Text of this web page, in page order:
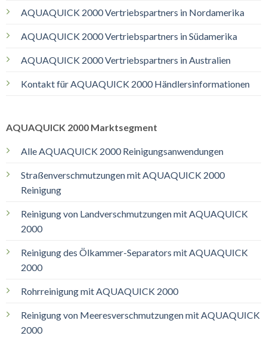
AQUAQUICK 2000 Vertriebspartners in Nordamerika
AQUAQUICK 2000 Vertriebspartners in Südamerika
AQUAQUICK 2000 Vertriebspartners in Australien
Kontakt für AQUAQUICK 2000 Händlersinformationen
AQUAQUICK 2000 Marktsegment
Alle AQUAQUICK 2000 Reinigungsanwendungen
Straßenverschmutzungen mit AQUAQUICK 2000
Reinigung
Reinigung von Landverschmutzungen mit AQUAQUICK
2000
Reinigung des Ölkammer-Separators mit AQUAQUICK
2000
Rohrreinigung mit AQUAQUICK 2000
Reinigung von Meeresverschmutzungen mit AQUAQUICK
2000